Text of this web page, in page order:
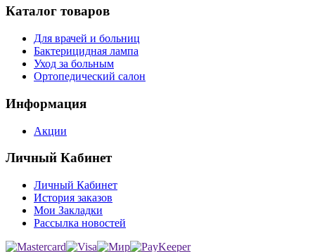
Каталог товаров
Для врачей и больниц
Бактерицидная лампа
Уход за больным
Ортопедический салон
Информация
Акции
Личный Кабинет
Личный Кабинет
История заказов
Мои Закладки
Рассылка новостей